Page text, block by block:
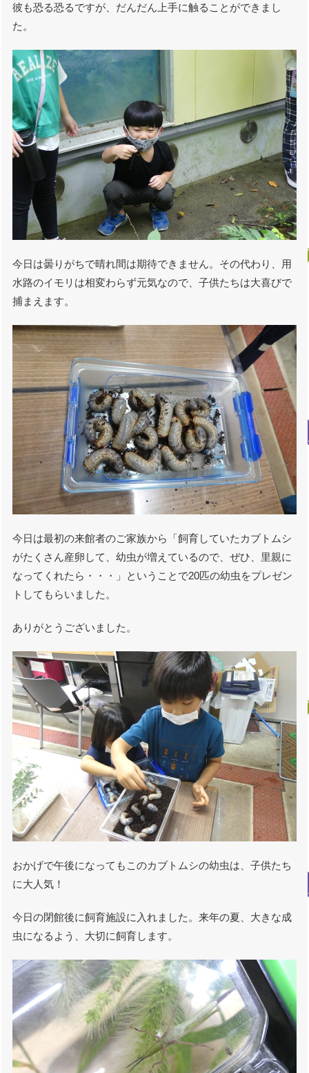
彼も恐る恐るですが、だんだん上手に触ることができまし
た。
今日は曇りがちで晴れ間は期待できません。その代わり、用
水路のイモリは相変わらず元気なので、子供たちは大喜びで
捕まえます。
今日は最初の来館者のご家族から「飼育していたカブトムシ
がたくさん産卵して、幼虫が増えているので、ぜひ、里親に
なってくれたら・・・」ということで20匹の幼虫をプレゼン
トしてもらいました。
ありがとうございました。
おかげで午後になってもこのカブトムシの幼虫は、子供たち
に大人気！
今日の閉館後に飼育施設に入れました。来年の夏、大きな成
虫になるよう、大切に飼育します。